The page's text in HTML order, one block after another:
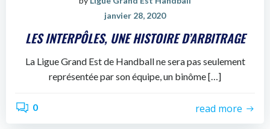
janvier 28, 2020
LES INTERPÔLES, UNE HISTOIRE D’ARBITRAGE
La Ligue Grand Est de Handball ne sera pas seulement
représentée par son équipe, un binôme […]
0 read more